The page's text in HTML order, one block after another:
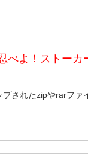
べよ！ストーカ
プされたzipやrarファ